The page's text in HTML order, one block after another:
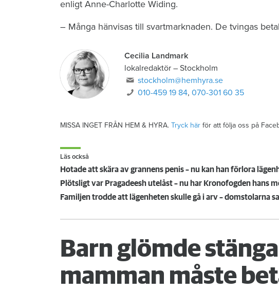
enligt Anne-Charlotte Widing.
– Många hänvisas till svartmarknaden. De tvingas
Cecilia Landmark
lokalredaktör – Stockholm
stockholm@hemhyra.se
010-459 19 84,070-301 60 35
MISSA INGET FRÅN HEM & HYRA. Tryck här för att följa oss på
Läs också
Hotade att skära av grannens penis – nu kan han förlora
Plötsligt var Pragadeesh utelåst – nu har Kronofogden hans
Familjen trodde att lägenheten skulle gå i arv – domstolarna
Barn glömde
mamman måste